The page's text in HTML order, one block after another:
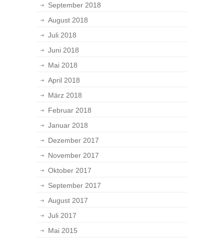
September 2018
August 2018
Juli 2018
Juni 2018
Mai 2018
April 2018
März 2018
Februar 2018
Januar 2018
Dezember 2017
November 2017
Oktober 2017
September 2017
August 2017
Juli 2017
Mai 2015